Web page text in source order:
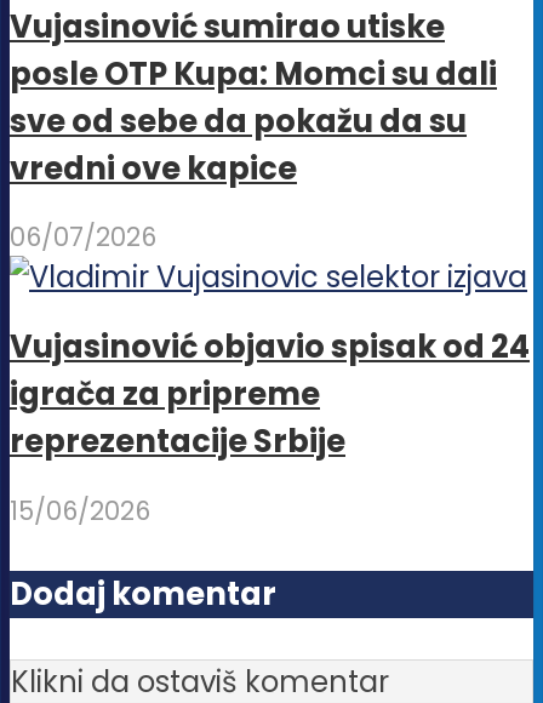
Vujasinović sumirao utiske
posle OTP Kupa: Momci su dali
sve od sebe da pokažu da su
vredni ove kapice
06/07/2026
Vujasinović objavio spisak od 24
igrača za pripreme
reprezentacije Srbije
15/06/2026
Dodaj komentar
Klikni da ostaviš komentar